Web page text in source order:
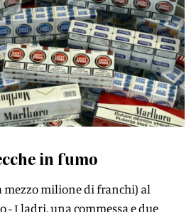
in fumo
milione di franchi) al
I ladri, una commessa e due